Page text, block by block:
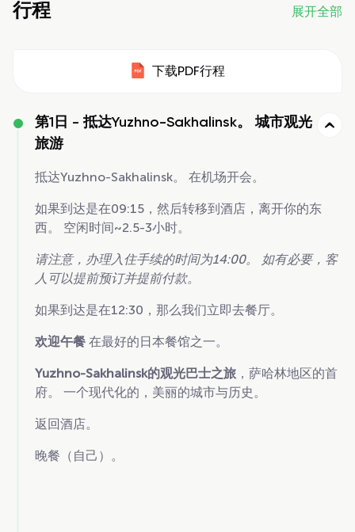
行程 展开全部
下载PDF行程
第1日 -抵达Yuzhno-Sakhalinsk。 城市观光
旅游
抵达Yuzhno-Sakhalinsk。 在机场开会。
如果到达是在09:15，然后转移到酒店，离开你的东
西。 空闲时间~2.5-3小时。
请注意，办理入住手续的时间为14:00。 如有必要，客
人可以提前预订并提前付款。
如果到达是在12:30，那么我们立即去餐厅。
欢迎午餐 在最好的日本餐馆之一。
Yuzhno-Sakhalinsk的观光巴士之旅 ，萨哈林地区的首
府。 一个现代化的，美丽的城市与历史。
返回酒店。
晚餐（自己）。